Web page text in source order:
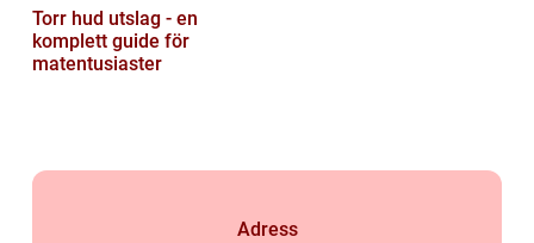
Torr hud utslag - en
komplett guide för
matentusiaster
Adress